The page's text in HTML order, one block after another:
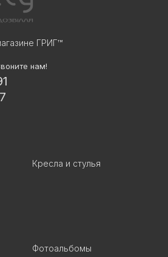
ГРИГ™
нам!
Кресла и стулья
Фотоальбомы